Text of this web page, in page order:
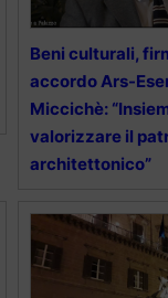
Beni culturali,
accordo Ars-
Miccichè:
valorizzare il
architettonico”